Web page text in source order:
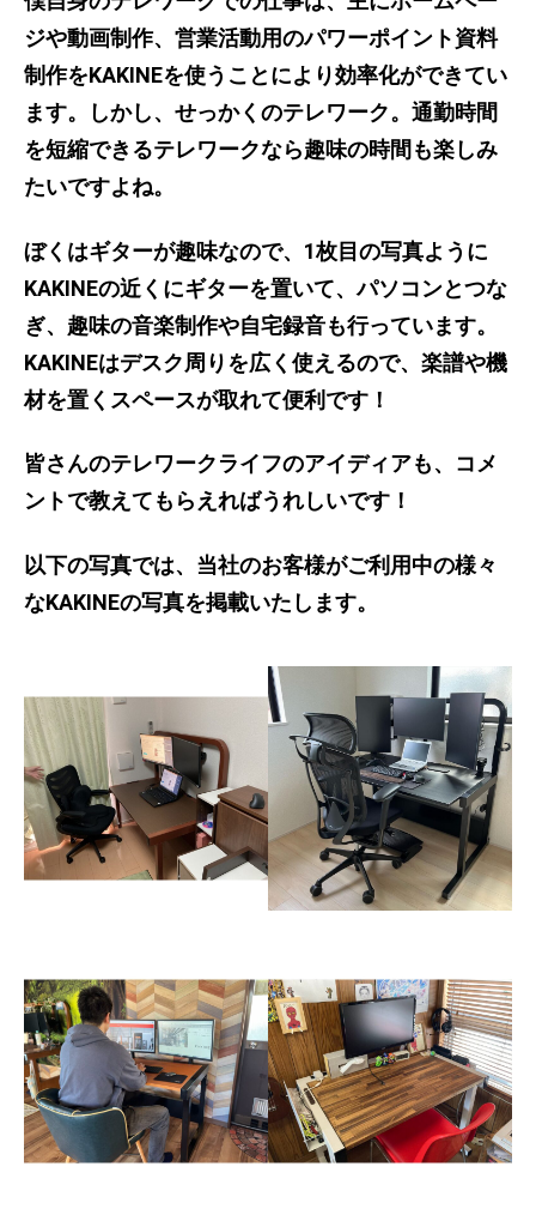
ジや動画制作、営業活動用のパワーポイント資料
制作をKAKINEを使うことにより効率化ができてい
ます。しかし、せっかくのテレワーク。通勤時間
を短縮できるテレワークなら趣味の時間も楽しみ
たいですよね。
ぼくはギターが趣味なので、1枚目の写真ように
KAKINEの近くにギターを置いて、パソコンとつな
ぎ、趣味の音楽制作や自宅録音も行っています。
KAKINEはデスク周りを広く使えるので、楽譜や機
材を置くスペースが取れて便利です！
皆さんのテレワークライフのアイディアも、コメ
ントで教えてもらえればうれしいです！
以下の写真では、当社のお客様がご利用中の様々
なKAKINEの写真を掲載いたします。